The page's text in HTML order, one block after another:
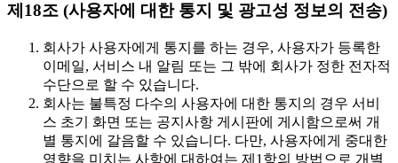
제18조 (사용자에 대한 통지 및 광고성 정보의 전송)
회사가 사용자에게 통지를 하는 경우, 사용자가 등록한
이메일, 서비스 내 알림 또는 그 밖에 회사가 정한 전자적
수단으로 할 수 있습니다.
회사는 불특정 다수의 사용자에 대한 통지의 경우 서비
스 초기 화면 또는 공지사항 게시판에 게시함으로써 개
별 통지에 갈음할 수 있습니다. 다만, 사용자에게 중대한
영향을 미치는 사항에 대하여는 제1항의 방법으로 개별